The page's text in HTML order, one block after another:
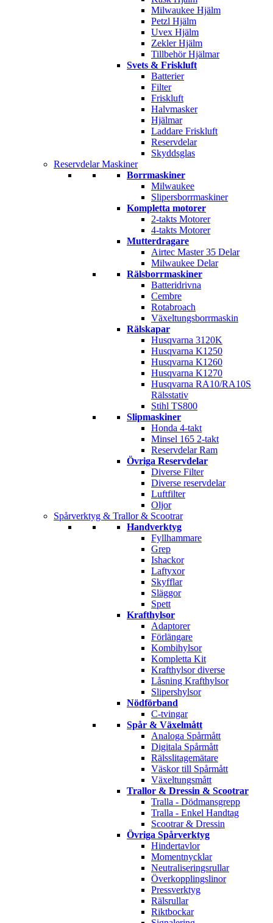
Milwaukee Hjälm
Petzl Hjälm
Uvex Hjälm
Zekler Hjälm
Tillbehör Hjälmar
Svets & Friskluft
Batterier
Filter
Friskluft
Halvmasker
Hjälmar
Laddare Friskluft
Reservdelar
Skyddsglas
Reservdelar Maskiner
Borrmaskiner
Milwaukee
Slipersborrmaskiner
Kompletta motorer
2-takts Motorer
4-takts Motorer
Mutterdragare
Airtec Master 35 Delar
Milwaukee Delar
Rälsborrmaskiner
Batteridrivna
Cembre
Rotabroach
Växeltungsborrmaskin
Rälskapar
Husqvarna 3120K
Husqvarna K1250
Husqvarna K1260
Husqvarna K1270
Husqvarna RA10/RA10S
Rälsstativ
Stihl TS800
Slipmaskiner
Honda 4-takt
Minsel 165 2-takt
Reservdelar Ram
Övriga Reservdelar
Diverse Filter
Diverse reservdelar
Luftfilter
Oljor
Spårverktyg & Trallor & Scootrar
Handverktyg
Fyllhammare
Grep
Ishackor
Laftyxor
Skyfflar
Släggor
Spett
Krafthylsor
Adaptorer
Förlängare
Kombihylsor
Kompletta Kit
Krafthylsor diverse
Låsning Krafthylsor
Slipershylsor
Nödförband
C-tvingar
Spår & Växelmått
Analoga Spårmått
Digitala Spårmått
Rälsslitagemätare
Väskor till Spårmått
Växeltungsmått
Trallor & Dressin & Scootrar
Tralla - Dödmansgrepp
Tralla - Enkel Handtag
Scootrar & Dressin
Övriga Spårverktyg
Hindertavlor
Momentnycklar
Neutraliseringsrullar
Överkopplingslinor
Pressverktyg
Rälsrullar
Riktbockar